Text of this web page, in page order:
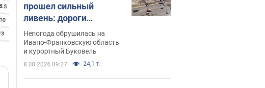
прошел сильный
ливень: дороги
превратились в реки.
Видео
Непогода обрушилась на
Ивано-Франковскую область
и курортный Буковель
8.08.2026 09:27 24,1 т.